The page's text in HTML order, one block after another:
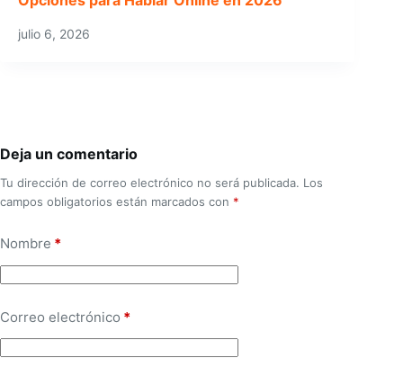
julio 6, 2026
Deja un comentario
Tu dirección de correo electrónico no será publicada. Los
campos obligatorios están marcados con *
Nombre *
Correo electrónico *